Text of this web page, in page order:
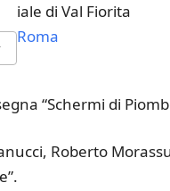
iale di Val Fiorita
Roma
“Schermi di
Roberto